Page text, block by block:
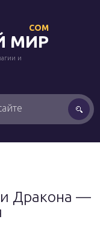
МИР
COM
и
и Дракона —